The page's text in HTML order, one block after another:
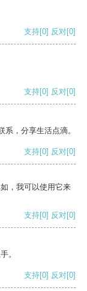
支持[0] 反对[0]
支持[0] 反对[0]
，分享生活点滴。
支持[0] 反对[0]
，我可以使用它来
支持[0] 反对[0]
。
支持[0] 反对[0]